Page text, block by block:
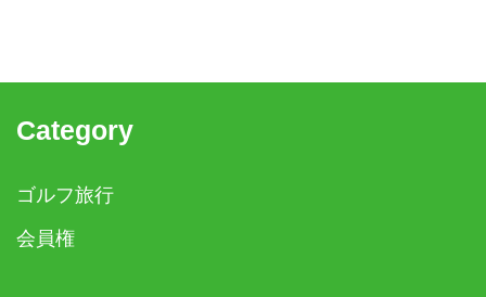
Category
ゴルフ旅行
会員権